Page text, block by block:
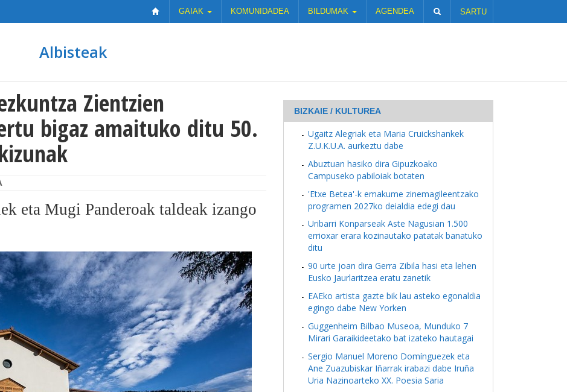
GAIAK KOMUNIDADEA BILDUMAK AGENDEA SARTU
Albisteak
Zientzien
bigaz amaituko ditu 50.
eta Mugi Panderoak taldeak izango
BIZKAIE / KULTUREA
Ugaitz Alegriak eta Maria Cruickshankek
Z.U.K.U.A. aurkeztu dabe
Abuztuan hasiko dira Gipuzkoako
Campuseko pabiloiak botaten
'Etxe Betea'-k emakume zinemagileentzako
programen 2027ko deialdia edegi dau
Uribarri Konparseak Aste Nagusian 1.500
errioxar erara kozinautako patatak banatuko
ditu
90 urte joan dira Gerra Zibila hasi eta lehen
Eusko Jaurlaritzea eratu zanetik
EAEko artista gazte bik lau asteko egonaldia
egingo dabe New Yorken
Guggenheim Bilbao Museoa, Munduko 7
Mirari Garaikideetako bat izateko hautagai
Sergio Manuel Moreno Domínguezek eta
Ane Zuazubiskar Iñarrak irabazi dabe Iruña
Uria Nazinoarteko XX. Poesia Saria